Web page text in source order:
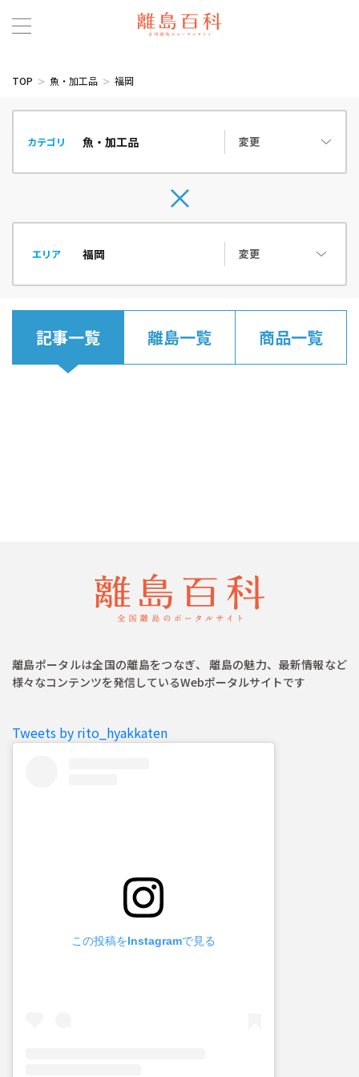
TOP 魚・加工品 福岡
カテゴリ 変更
エリア 変更
記事一覧 離島一覧 商品一覧
離島ポータルは全国の離島をつなぎ、 離島の魅力、最新情報など
様々なコンテンツを発信しているWebポータルサイトです
Tweets by rito_hyakkaten
この投稿をInstagramで見る